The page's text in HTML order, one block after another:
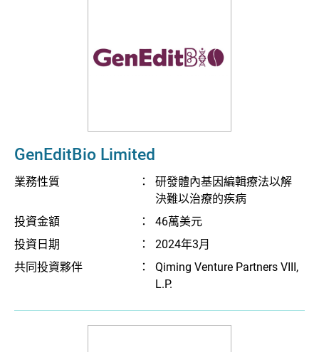
GenEditBio Limited
業務性質 ：
研發體內基因編輯療法以解
決難以治療的疾病
投資金額
：
46萬美元
投資日期
：
2024年3月
共同投資夥伴
：
Qiming Venture Partners VIII,
L.P.